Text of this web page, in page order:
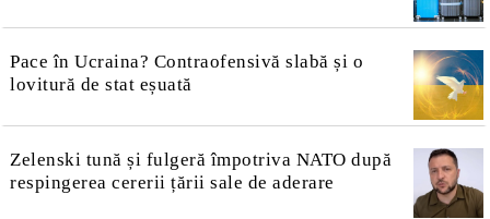
Pace în Ucraina? Contraofensivă slabă și o
lovitură de stat eșuată
Zelenski tună și fulgeră împotriva NATO după
respingerea cererii țării sale de aderare